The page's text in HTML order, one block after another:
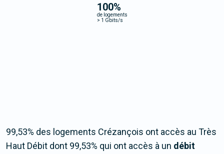
100%
de logements
> 1 Gbits/s
99,53% des logements Crézançois ont accès au Très
Haut Débit dont 99,53% qui ont accès à un débit